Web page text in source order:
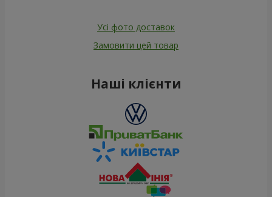
Усі фото доставок
Замовити цей товар
Наші клієнти